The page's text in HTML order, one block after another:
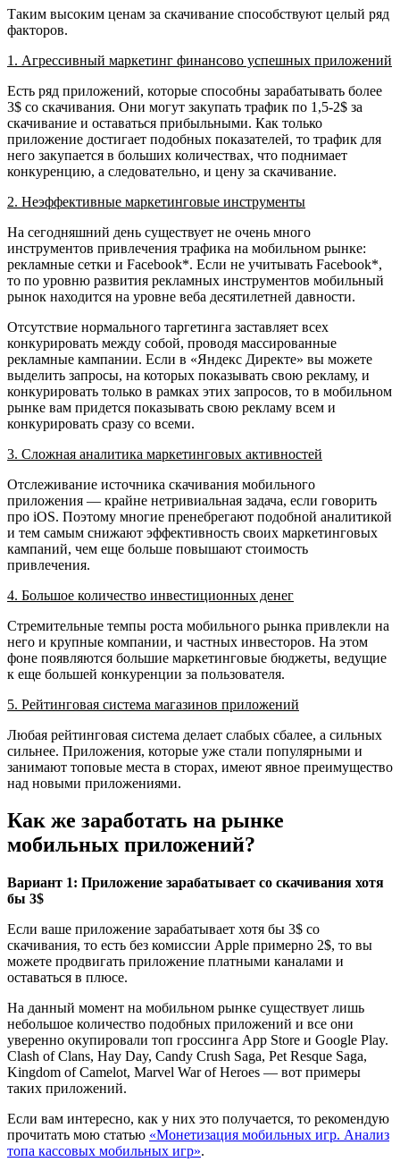
Таким высоким ценам за скачивание способствуют целый ряд
факторов.
1. Агрессивный маркетинг финансово успешных приложений
Есть ряд приложений, которые способны зарабатывать более
3$ cо скачивания. Они могут закупать трафик по 1,5-2$ за
скачивание и оставаться прибыльными. Как только
приложение достигает подобных показателей, то трафик для
него закупается в больших количествах, что поднимает
конкуренцию, а следовательно, и цену за скачивание.
2. Неэффективные маркетинговые инструменты
На сегодняшний день существует не очень много
инструментов привлечения трафика на мобильном рынке:
рекламные сетки и Facebook*. Если не учитывать Facebook*,
то по уровню развития рекламных инструментов мобильный
рынок находится на уровне веба десятилетней давности.
Отсутствие нормального таргетинга заставляет всех
конкурировать между собой, проводя массированные
рекламные кампании. Если в «Яндекс Директе» вы можете
выделить запросы, на которых показывать свою рекламу, и
конкурировать только в рамках этих запросов, то в мобильном
рынке вам придется показывать свою рекламу всем и
конкурировать сразу со всеми.
3. Сложная аналитика маркетинговых активностей
Отслеживание источника скачивания мобильного
приложения — крайне нетривиальная задача, если говорить
про iOS. Поэтому многие пренебрегают подобной аналитикой
и тем самым снижают эффективность своих маркетинговых
кампаний, чем еще больше повышают стоимость
привлечения.
4. Большое количество инвестиционных денег
Стремительные темпы роста мобильного рынка привлекли на
него и крупные компании, и частных инвесторов. На этом
фоне появляются большие маркетинговые бюджеты, ведущие
к еще большей конкуренции за пользователя.
5. Рейтинговая система магазинов приложений
Любая рейтинговая система делает слабых сбалее, а сильных
сильнее. Приложения, которые уже стали популярными и
занимают топовые места в сторах, имеют явное преимущество
над новыми приложениями.
Как же заработать на рынке
мобильных приложений?
Вариант 1: Приложение зарабатывает со скачивания хотя
бы 3$
Если ваше приложение зарабатывает хотя бы 3$ со
скачивания, то есть без комиссии Apple примерно 2$, то вы
можете продвигать приложение платными каналами и
оставаться в плюсе.
На данный момент на мобильном рынке существует лишь
небольшое количество подобных приложений и все они
уверенно окупировали топ гроссинга App Store и Google Play.
Clash of Clans, Hay Day, Candy Crush Saga, Pet Resque Saga,
Kingdom of Camelot, Marvel War of Heroes — вот примеры
таких приложений.
Если вам интересно, как у них это получается, то рекомендую
прочитать мою статью «Монетизация мобильных игр. Анализ
топа кассовых мобильных игр».